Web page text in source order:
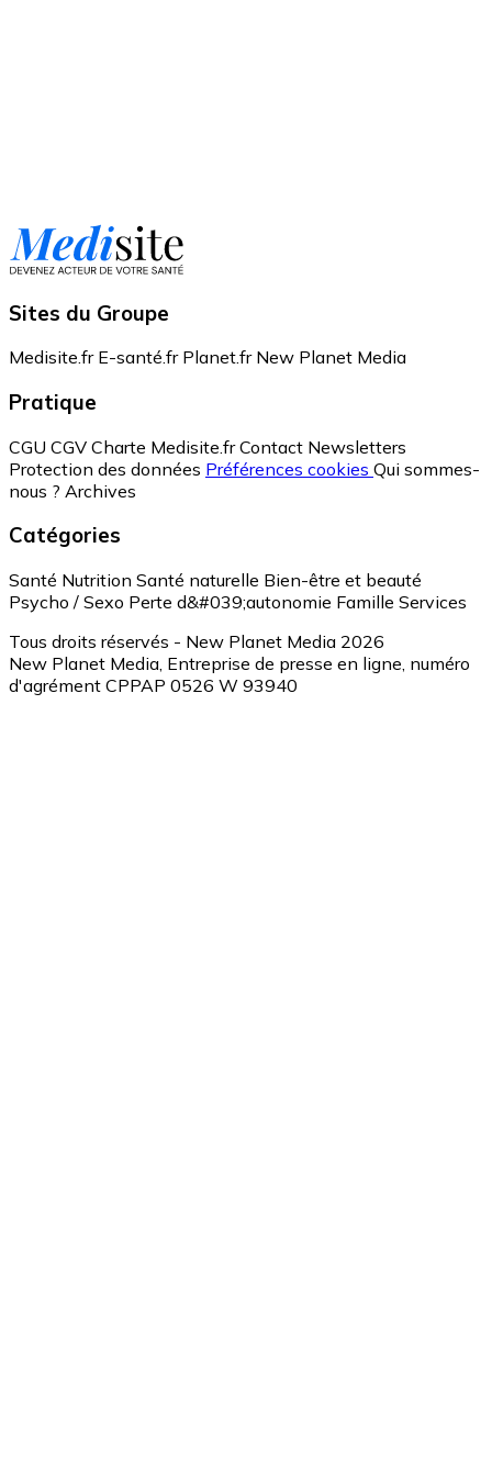
Sites du Groupe
Medisite.fr E-santé.fr Planet.fr New Planet Media
Pratique
CGU CGV Charte Medisite.fr Contact Newsletters
Protection des données Préférences cookies Qui sommes-
nous ? Archives
Catégories
Santé Nutrition Santé naturelle Bien-être et beauté
Psycho / Sexo Perte d&#039;autonomie Famille Services
Tous droits réservés - New Planet Media 2026
New Planet Media, Entreprise de presse en ligne, numéro
d'agrément CPPAP 0526 W 93940